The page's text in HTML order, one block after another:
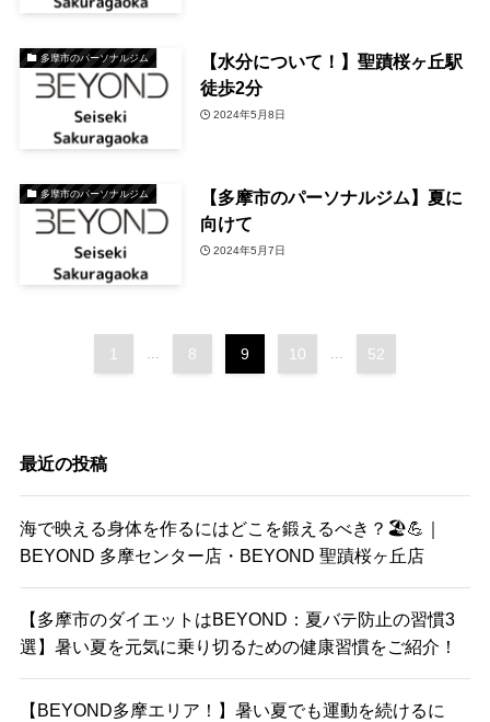
多摩市のパーソナルジム
【水分について！】聖蹟桜ヶ丘駅
徒歩2分
2024年5月8日
多摩市のパーソナルジム
【多摩市のパーソナルジム】夏に
向けて
2024年5月7日
1 8 9 10 52
最近の投稿
海で映える身体を作るにはどこを鍛えるべき？🏖️💪｜
BEYOND 多摩センター店・BEYOND 聖蹟桜ヶ丘店
【多摩市のダイエットはBEYOND：夏バテ防止の習慣3
選】暑い夏を元気に乗り切るための健康習慣をご紹介！
【BEYOND多摩エリア！】暑い夏でも運動を続けるに